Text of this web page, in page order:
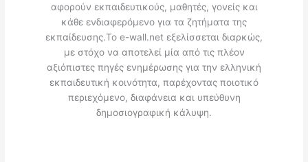
αφορούν εκπαιδευτικούς, μαθητές, γονείς και
κάθε ενδιαφερόμενο για τα ζητήματα της
εκπαίδευσης.Το e-wall.net εξελίσσεται διαρκώς,
με στόχο να αποτελεί μία από τις πλέον
αξιόπιστες πηγές ενημέρωσης για την ελληνική
εκπαιδευτική κοινότητα, παρέχοντας ποιοτικό
περιεχόμενο, διαφάνεια και υπεύθυνη
δημοσιογραφική κάλυψη.